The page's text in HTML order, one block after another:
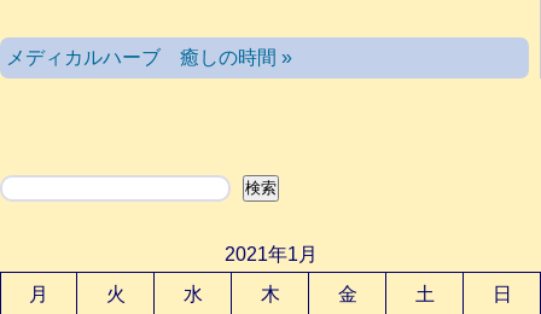
メディカルハーブ 癒しの時間 »
検索 検索
2021年1月
月
火 水 木 金 土 日